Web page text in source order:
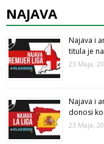
NAJAVA
Najava i
titula je
23 Maja,
Najava i
donosi
23 Maja,